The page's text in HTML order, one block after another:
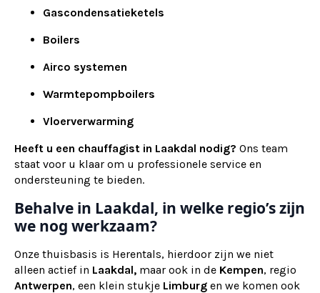
Gascondensatieketels
Boilers
Airco systemen
Warmtepompboilers
Vloerverwarming
Heeft u een chauffagist in Laakdal nodig? Ons team
staat voor u klaar om u professionele service en
ondersteuning te bieden.
Behalve in Laakdal, in welke regio’s zijn
we nog werkzaam?
Onze thuisbasis is Herentals, hierdoor zijn we niet
alleen actief in Laakdal, maar ook in de Kempen, regio
Antwerpen, een klein stukje Limburg en we komen ook